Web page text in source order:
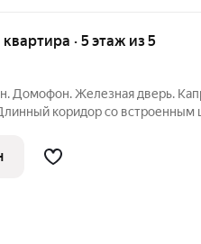
квартира · 5 этаж из 5
Домофон. Железная дверь.
коридор со встроенным
(остается). Шатровая крыша,